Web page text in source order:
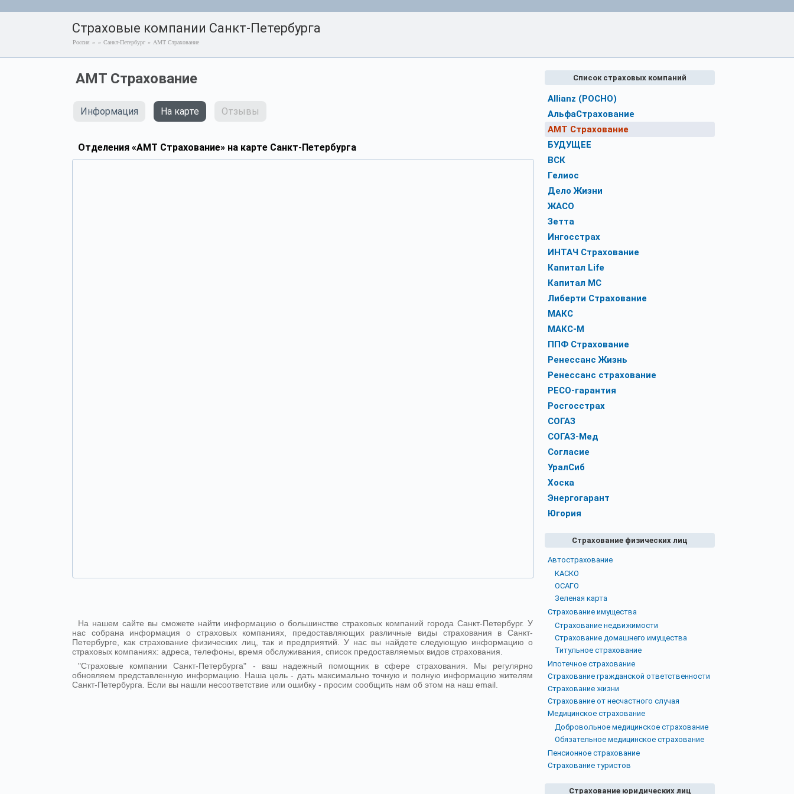
Страховые компании Санкт-Петербурга
Россия » » Санкт-Петербург » АМТ Страхование
АМТ Страхование
Информация На карте Отзывы
Отделения «АМТ Страхование» на карте Санкт-Петербурга
На нашем сайте вы сможете найти информацию о большинстве страховых компаний города Санкт-Петербург. У
нас собрана информация о страховых компаниях, предоставляющих различные виды страхования в Санкт-
Петербурге, как страхование физических лиц, так и предприятий. У нас вы найдете следующую информацию о
страховых компаниях: адреса, телефоны, время обслуживания, список предоставляемых видов страхования.
"Страховые компании Санкт-Петербурга" - ваш надежный помощник в сфере страхования. Мы регулярно
обновляем представленную информацию. Наша цель - дать максимально точную и полную информацию жителям
Санкт-Петербурга. Если вы нашли несоответствие или ошибку - просим сообщить нам об этом на наш email.
Список страховых компаний
Allianz (РОСНО)
АльфаСтрахование
АМТ Страхование
БУДУЩЕЕ
ВСК
Гелиос
Дело Жизни
ЖАСО
Зетта
Ингосстрах
ИНТАЧ Страхование
Капитал Life
Капитал МС
Либерти Страхование
МАКС
МАКС-М
ППФ Страхование
Ренессанс Жизнь
Ренессанс страхование
РЕСО-гарантия
Росгосстрах
СОГАЗ
СОГАЗ-Мед
Согласие
УралСиб
Хоска
Энергогарант
Югория
Страхование физических лиц
Автострахование
КАСКО
ОСАГО
Зеленая карта
Страхование имущества
Страхование недвижимости
Страхование домашнего имущества
Титульное страхование
Ипотечное страхование
Страхование гражданской ответственности
Страхование жизни
Страхование от несчастного случая
Медицинское страхование
Добровольное медицинское страхование
Обязательное медицинское страхование
Пенсионное страхование
Страхование туристов
Страхование юридических лиц